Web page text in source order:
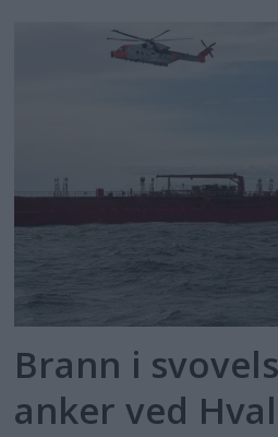
Brann i
anker ved